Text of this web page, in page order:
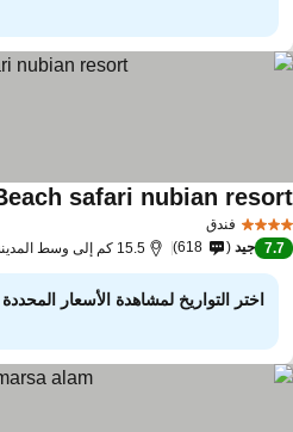
فندق
Beach safari nubian
7.7 جيد 618 15.5 كم إلى وسط المدينة
اختر التواريخ لمشاهدة الأسعار المحددة